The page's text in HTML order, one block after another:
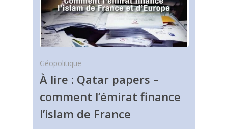
Géopolitique
À lire : Qatar papers –
comment l’émirat finance
l’islam de France